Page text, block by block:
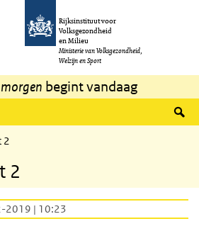
gaan
Rijksinstituut voor
Volksgezondheid
en Milieu
Ministerie van Volksgezondheid,
Welzijn en Sport
begint vandaag
2
2
2019 | 10:23